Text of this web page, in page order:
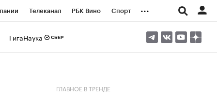
Телеканал РБК Вино Спорт ...
ГигаНаука
ГЛАВНОЕ В ТРЕНДЕ